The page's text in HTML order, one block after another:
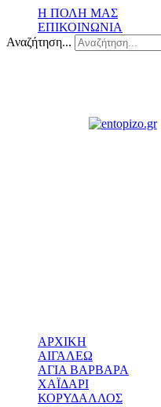
Η ΠΟΛΗ ΜΑΣ
ΕΠΙΚΟΙΝΩΝΙΑ
Αναζήτηση...
ΑΡΧΙΚΗ
ΑΙΓΑΛΕΩ
ΑΓΙΑ ΒΑΡΒΑΡΑ
ΧΑΪΔΑΡΙ
ΚΟΡΥΔΑΛΛΟΣ